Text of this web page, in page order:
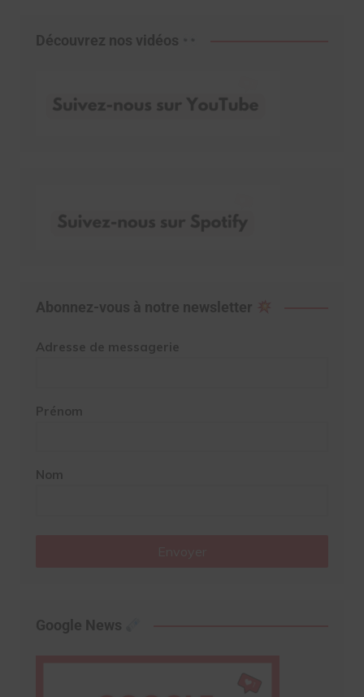
Découvrez nos vidéos
Abonnez-vous à notre newsletter
Adresse de messagerie
Prénom
Nom
Google News